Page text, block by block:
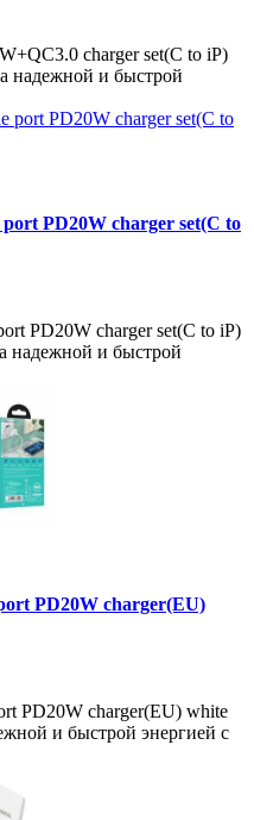
charger set(C to iP)
надежной и быстрой
PD20W charger set(C to
PD20W charger set(C to iP)
надежной и быстрой
PD20W charger(EU)
PD20W charger(EU) white
и быстрой энергией с